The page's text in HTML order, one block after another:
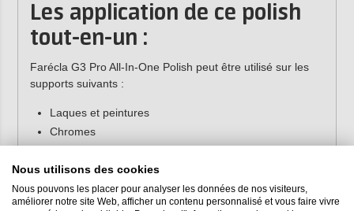
Les application de ce polish
tout-en-un :
Farécla G3 Pro All-In-One Polish peut être utilisé sur les
supports suivants :
Laques et peintures
Chromes
Verre
Ce polish élimine :
Nous utilisons des cookies
Nous pouvons les placer pour analyser les données de nos visiteurs,
améliorer notre site Web, afficher un contenu personnalisé et vous faire vivre